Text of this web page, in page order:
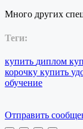
Много других
Теги:
купить диплом
корочку купить
обучение
Отправить